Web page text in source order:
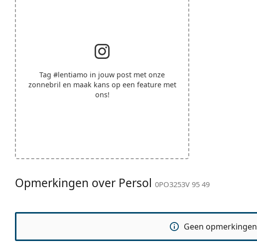
Tag #lentiamo in jouw post met onze
zonnebril en maak kans op een feature met
ons!
Opmerkingen over Persol 0PO3253V 95 49
Geen opmerkingen